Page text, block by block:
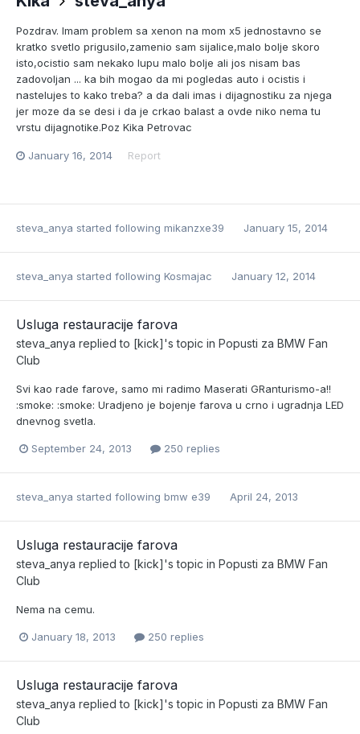
Pozdrav. Imam problem sa xenon na mom x5 jednostavno se
kratko svetlo prigusilo,zamenio sam sijalice,malo bolje skoro
isto,ocistio sam nekako lupu malo bolje ali jos nisam bas
zadovoljan ... ka bih mogao da mi pogledas auto i ocistis i
nastelujes to kako treba? a da dali imas i dijagnostiku za njega
jer moze da se desi i da je crkao balast a ovde niko nema tu
vrstu dijagnotike.Poz Kika Petrovac
January 16, 2014 Report
steva_anya started following mikanzxe39 January 15, 2014
steva_anya started following Kosmajac January 12, 2014
Usluga restauracije farova
steva_anya replied to [kick]'s topic in Popusti za BMW Fan
Club
Svi kao rade farove, samo mi radimo Maserati GRanturismo-a!!
:smoke: :smoke: Uradjeno je bojenje farova u crno i ugradnja LED
dnevnog svetla.
September 24, 2013 250 replies
steva_anya started following bmw e39 April 24, 2013
Usluga restauracije farova
steva_anya replied to [kick]'s topic in Popusti za BMW Fan
Club
Nema na cemu.
January 18, 2013 250 replies
Usluga restauracije farova
steva_anya replied to [kick]'s topic in Popusti za BMW Fan
Club